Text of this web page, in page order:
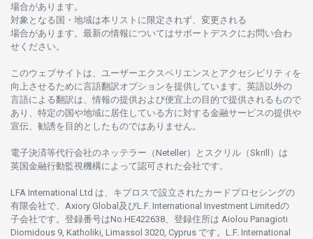
場合があります。
対象となる 国 ・ 地域は本 リストに限定さ れず、 変更さ れる
場合があります。 最新の情報についてはサポートデスクにお 問い合わ
せくださ い。
このウェブサイトは、 ユーザーエクスペリエンスと アクセシビリティを
向上さ せるために言語翻訳オプションを提供しています。 英語以外の
言語による翻訳は、 情報の提供および便宜上の 目的で提供さ れるもので
あり、 特定の国や地域に居住している方に対する金融サービスの提供や
宣伝、 勧誘を 目的としたものではありません。
電子決済等代行会社のネッテラー （Neteller）と スクリル （Skrill）は
英国金融行動監視機構によって認可さ れた会社です。
LFA International Ltd は、 キプロスで設立さ れた カードプロセシングの
有限会社で、Axiory Global 及びL.F. International Investment Limitedの
子会社です。 登録番号はNo.HE422638、 登録住所は Aiolou Panagioti
Diomidous 9, Katholiki, Limassol 3020, Cyprus です。L.F. International